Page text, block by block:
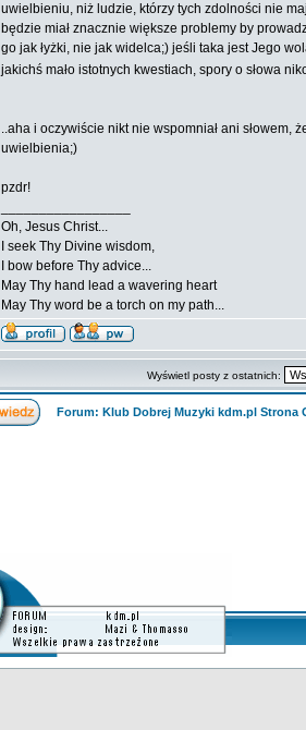
uwielbieniu, niż ludzie, którzy tych zdolności nie
będzie miał znacznie większe problemy by
go jak łyżki, nie jak widelca;) jeśli taka jest Jego
jakichś mało istotnych kwestiach, spory o słowa
..aha i oczywiście nikt nie wspomniał ani
uwielbienia;)
pzdr!
Oh, Jesus Christ...
I seek Thy Divine wisdom,
I bow before Thy advice...
May Thy hand lead a wavering heart
May Thy word be a torch on my path...
Wyświetl posty z ostatnich:
Forum: Klub Dobrej Muzyki kdm.pl Strona